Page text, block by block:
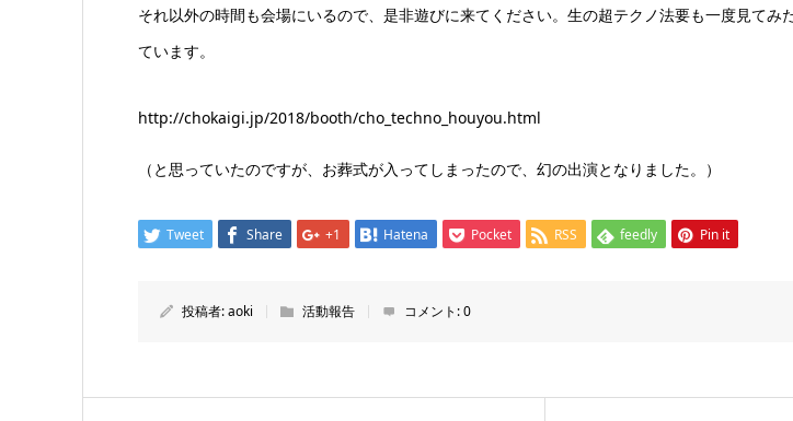
それ以外の時間も会場にいるので、是非遊びに来てください。生の超テクノ法要も一度見てみ
ています。
http://chokaigi.jp/2018/booth/cho_techno_houyou.html
（と思っていたのですが、お葬式が入ってしまったので、幻の出演となりました。）
Tweet Share +1 Hatena Pocket RSS feedly Pin it
投稿者:aoki 活動報告 コメント:0